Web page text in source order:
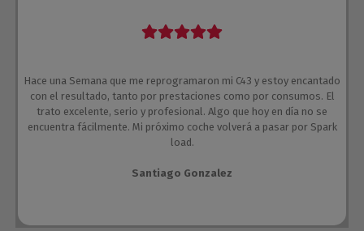
Hace una Semana que me reprogramaron mi C43 y estoy encantado
con el resultado, tanto por prestaciones como por consumos. El
trato excelente, serio y profesional. Algo que hoy en día no se
encuentra fácilmente. Mi próximo coche volverá a pasar por Spark
load.
Santiago Gonzalez